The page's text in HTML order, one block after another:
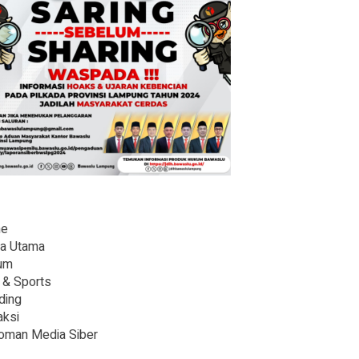
Utama
Sports
Media Siber